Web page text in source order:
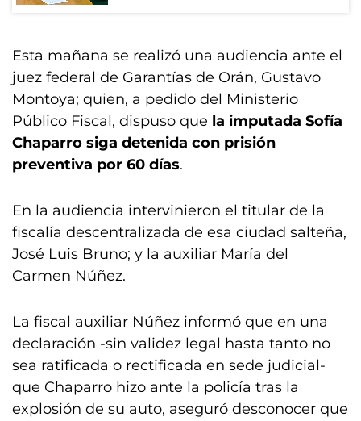
Esta mañana se realizó una audiencia ante el
juez federal de Garantías de Orán, Gustavo
Montoya; quien, a pedido del Ministerio
Público Fiscal, dispuso que la imputada Sofía
Chaparro siga detenida con prisión
preventiva por 60 días.
En la audiencia intervinieron el titular de la
fiscalía descentralizada de esa ciudad salteña,
José Luis Bruno; y la auxiliar María del
Carmen Núñez.
La fiscal auxiliar Núñez informó que en una
declaración -sin validez legal hasta tanto no
sea ratificada o rectificada en sede judicial-
que Chaparro hizo ante la policía tras la
explosión de su auto, aseguró desconocer que